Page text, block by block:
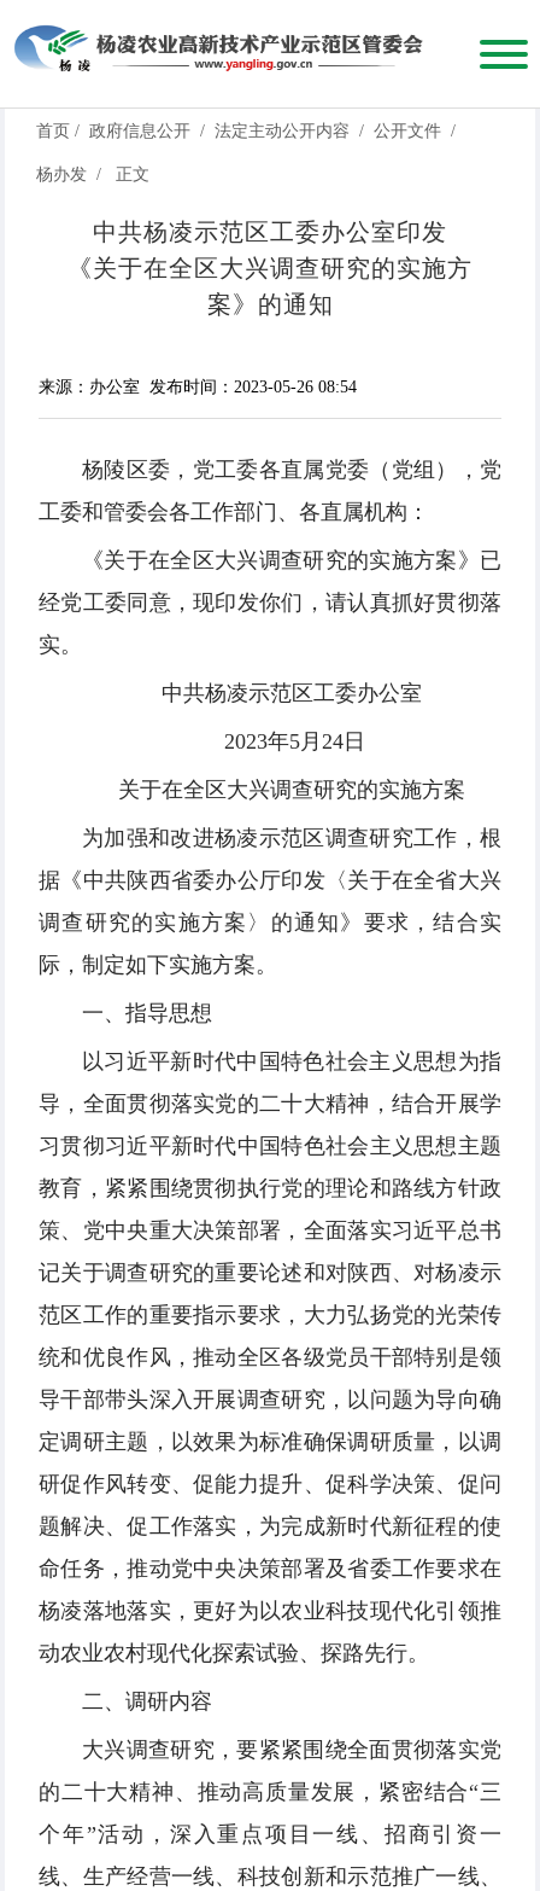
首页 / 政府信息公开 / 法定主动公开内容 / 公开文件 /
杨办发 / 正文
中共杨凌示范区工委办公室印发
《关于在全区大兴调查研究的实施方
案》的通知
来源：办公室 发布时间：2023-05-26 08:54
杨陵区委，党工委各直属党委（党组），党
工委和管委会各工作部门、各直属机构：
《关于在全区大兴调查研究的实施方案》已
经党工委同意，现印发你们，请认真抓好贯彻落
实。
中共杨凌示范区工委办公室
2023年5月24日
关于在全区大兴调查研究的实施方案
为加强和改进杨凌示范区调查研究工作，根
据《中共陕西省委办公厅印发〈关于在全省大兴
调查研究的实施方案〉的通知》要求，结合实
际，制定如下实施方案。
一、指导思想
以习近平新时代中国特色社会主义思想为指
导，全面贯彻落实党的二十大精神，结合开展学
习贯彻习近平新时代中国特色社会主义思想主题
教育，紧紧围绕贯彻执行党的理论和路线方针政
策、党中央重大决策部署，全面落实习近平总书
记关于调查研究的重要论述和对陕西、对杨凌示
范区工作的重要指示要求，大力弘扬党的光荣传
统和优良作风，推动全区各级党员干部特别是领
导干部带头深入开展调查研究，以问题为导向确
定调研主题，以效果为标准确保调研质量，以调
研促作风转变、促能力提升、促科学决策、促问
题解决、促工作落实，为完成新时代新征程的使
命任务，推动党中央决策部署及省委工作要求在
杨凌落地落实，更好为以农业科技现代化引领推
动农业农村现代化探索试验、探路先行。
二、调研内容
大兴调查研究，要紧紧围绕全面贯彻落实党
的二十大精神、推动高质量发展，紧密结合“三
个年”活动，深入重点项目一线、招商引资一
线、生产经营一线、科技创新和示范推广一线、